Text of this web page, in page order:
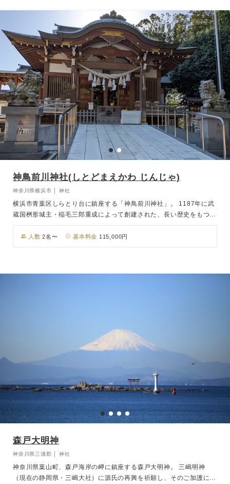
殿、または静謐で厳かな御本殿のいずれかで執り行う ことができ、
神聖な雰囲気の中で心に残る誓いの儀を叶えられます。 由緒と自然
が調和した神前式は、格式と温かみを兼ね備えた特別な一日を演出し
てくれます。
神鳥前川神社(しとどまえかわ じんじゃ)
神奈川県横浜市 │ 神社
横浜市青葉区しらとり台に鎮座する「神鳥前川神社」。 1187年に武
蔵国桝形城主・稲毛三郎重成によって創建された、長い歴史をもつ神
社です。 境内には清らかな空気が満ち、日々の喧騒を忘れ心静かに
お過ごしいただけます。 出世・良縁の神である日本武尊（ヤマトタ
ケルノミコト）と弟橘比売命（オトタチバナヒメノミコト）、 企
人数 2名〜 基本料金 115,000円
森戸大明神
神奈川県三浦郡 │ 神社
神奈川県葉山町、森戸海岸の岬に鎮座する森戸大明神。 三嶋明神
（現在の静岡県・三嶋大社）に源氏の再興を祈願し、そのご加護によ